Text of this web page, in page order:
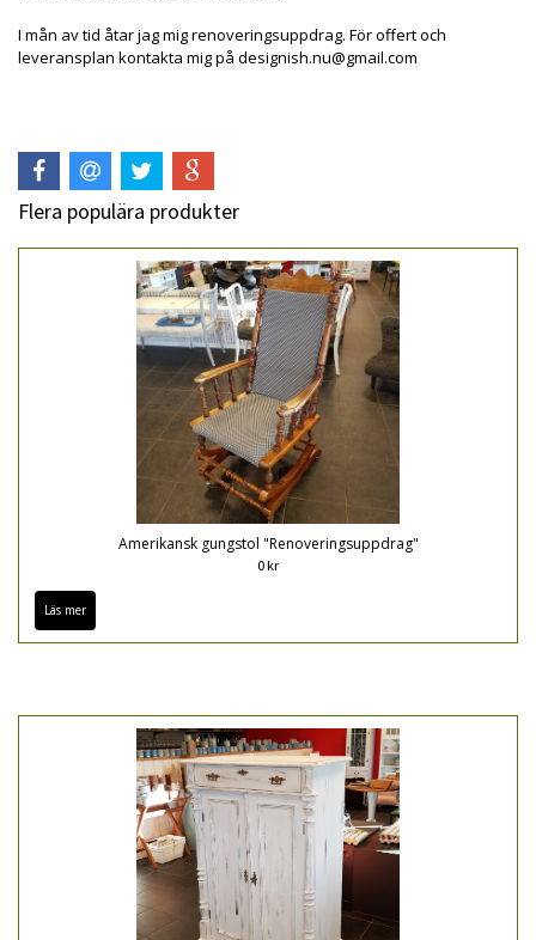
I mån av tid åtar jag mig renoveringsuppdrag. För offert och
leveransplan kontakta mig på designish.nu@gmail.com
Flera populära produkter
Amerikansk gungstol "Renoveringsuppdrag"
0 kr
Läs mer